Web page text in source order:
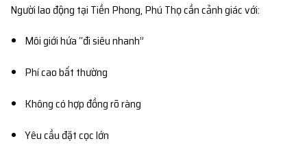
Người lao động tại Tiền Phong, Phú Thọ cần cảnh giác với:
Môi giới hứa “đi siêu nhanh”
Phí cao bất thường
Không có hợp đồng rõ ràng
Yêu cầu đặt cọc lớn